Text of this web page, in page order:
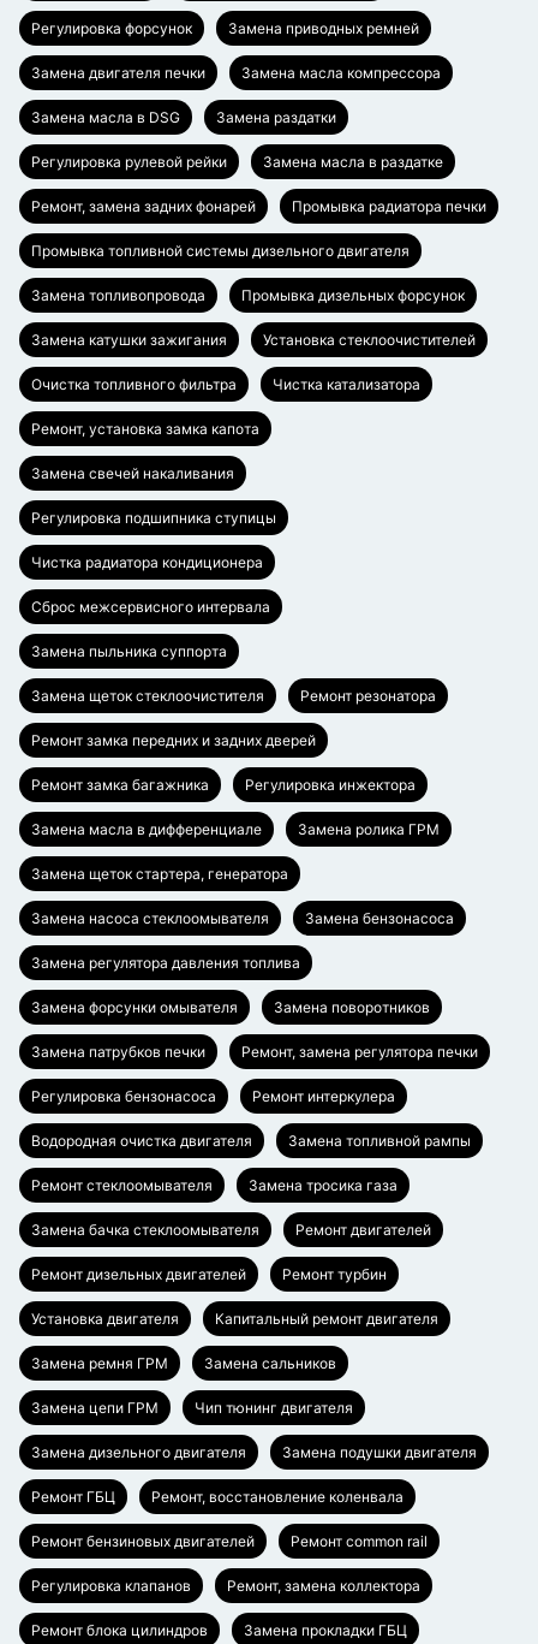
Регулировка форсунок Замена приводных ремней
Замена двигателя печки Замена масла компрессора
Замена масла в DSG Замена раздатки
Регулировка рулевой рейки Замена масла в раздатке
Ремонт, замена задних фонарей Промывка радиатора печки
Промывка топливной системы дизельного двигателя
Замена топливопровода Промывка дизельных форсунок
Замена катушки зажигания Установка стеклоочистителей
Очистка топливного фильтра Чистка катализатора
Ремонт, установка замка капота
Замена свечей накаливания
Регулировка подшипника ступицы
Чистка радиатора кондиционера
Сброс межсервисного интервала
Замена пыльника суппорта
Замена щеток стеклоочистителя Ремонт резонатора
Ремонт замка передних и задних дверей
Ремонт замка багажника Регулировка инжектора
Замена масла в дифференциале Замена ролика ГРМ
Замена щеток стартера, генератора
Замена насоса стеклоомывателя Замена бензонасоса
Замена регулятора давления топлива
Замена форсунки омывателя Замена поворотников
Замена патрубков печки Ремонт, замена регулятора печки
Регулировка бензонасоса Ремонт интеркулера
Водородная очистка двигателя Замена топливной рампы
Ремонт стеклоомывателя Замена тросика газа
Замена бачка стеклоомывателя Ремонт двигателей
Ремонт дизельных двигателей Ремонт турбин
Установка двигателя Капитальный ремонт двигателя
Замена ремня ГРМ Замена сальников
Замена цепи ГРМ Чип тюнинг двигателя
Замена дизельного двигателя Замена подушки двигателя
Ремонт ГБЦ Ремонт, восстановление коленвала
Ремонт бензиновых двигателей Ремонт common rail
Регулировка клапанов Ремонт, замена коллектора
Ремонт блока цилиндров Замена прокладки ГБЦ